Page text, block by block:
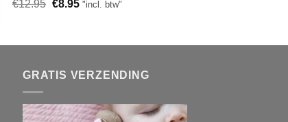
€34.95.€19.95.
€12.95 Oorspronkelijke
€12.95.
€8.95Huidige
€8.95.
"incl. btw"
GRATIS VERZENDING